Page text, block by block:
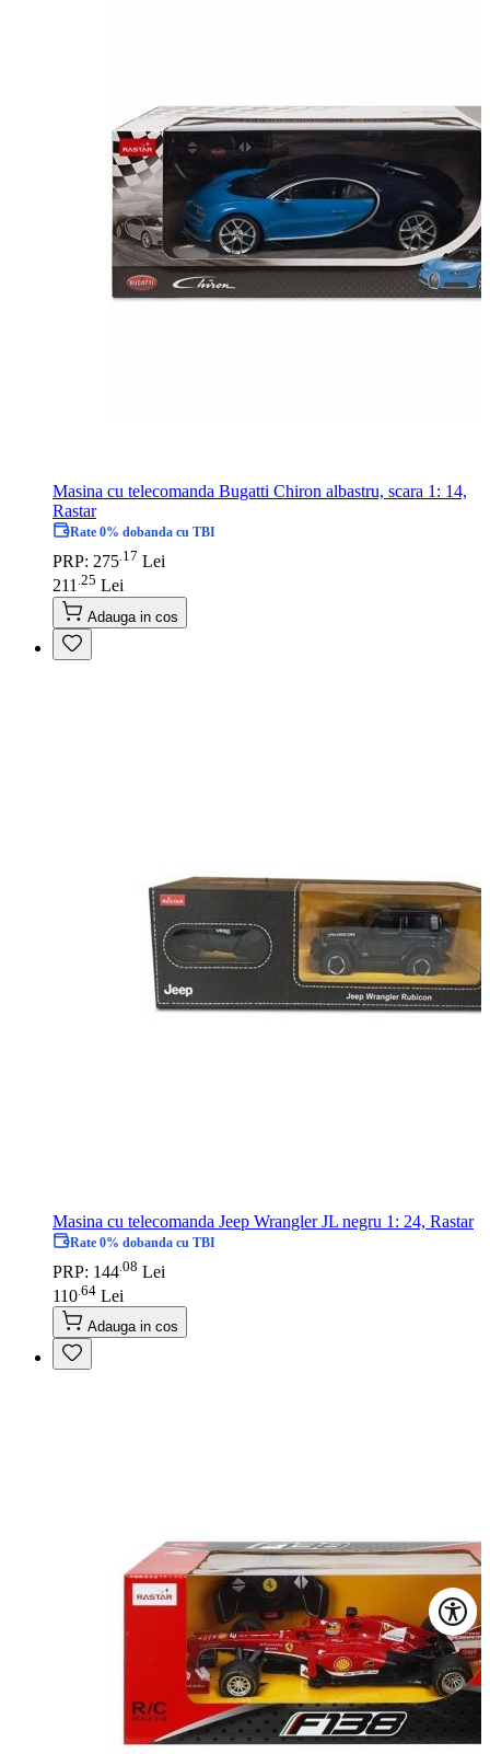
Masina cu telecomanda Bugatti Chiron albastru, scara 1: 14,
Rastar
Rate 0% dobanda cu TBI
PRP: 275 17 Lei
211.25 Lei
Adauga in cos
Masina cu telecomanda Jeep Wrangler JL negru 1: 24, Rastar
Rate 0% dobanda cu TBI
PRP: 144 08 Lei
110 64 Lei
Adauga in cos